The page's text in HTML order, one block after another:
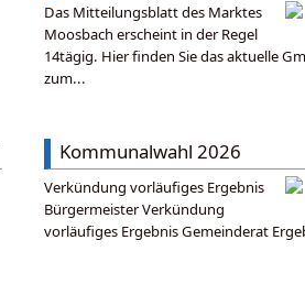
Das Mitteilungsblatt des Marktes
Moosbach erscheint in der Regel
14tägig. Hier finden Sie das aktuelle
zum...
Kommunalwahl 2026
Verkündung vorläufiges Ergebnis
Bürgermeister Verkündung
vorläufiges Ergebnis Gemeinderat